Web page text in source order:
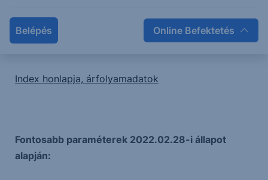
Belépés Online Befektetés
Az index indulása: 2020.03.06.
Index honlapja, árfolyamadatok
Fontosabb paraméterek 2022.02.28-i állapot
alapján: